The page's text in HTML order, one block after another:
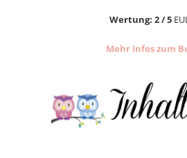
Wertung: 2 / 5
Mehr Infos zum